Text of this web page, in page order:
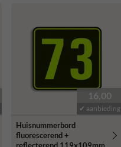
16,00
✔ aanbieding
Huisnummerbord
fluorescerend +